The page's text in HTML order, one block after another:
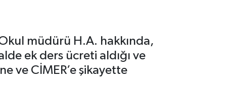
müdürü H.A. hakkında,
ek ders ücreti aldığı ve
ve CİMER’e şikayette